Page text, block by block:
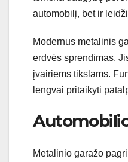
automobilį, bet ir
Modernus metalinis
erdvės sprendimas.
įvairiems tikslams.
lengvai pritaikyti
Metalinio garažo